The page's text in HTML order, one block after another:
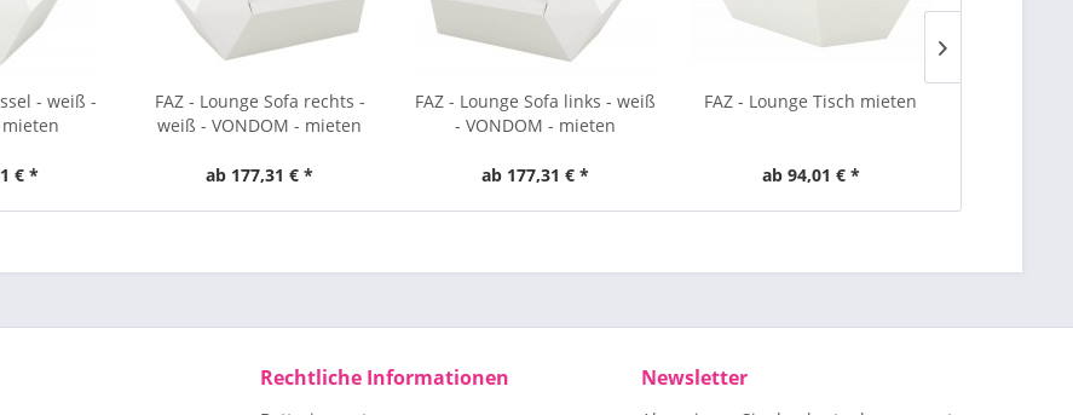
- weiß -
mieten
€ *
FAZ - Lounge Sofa rechts -
weiß - VONDOM - mieten
ab 177,31 € *
FAZ - Lounge Sofa links - weiß
- VONDOM - mieten
ab 177,31 € *
FAZ - Lounge Tisch mieten
ab 94,01 € *
Rechtliche Informationen Newsletter